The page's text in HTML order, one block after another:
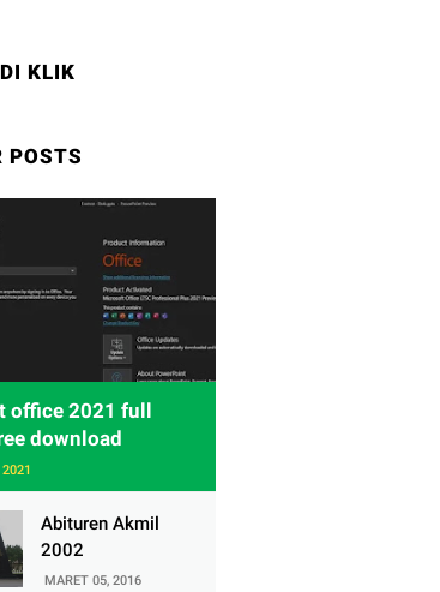
MENCUCI TANGAN DAN MENJAGA
KLIK
POSTS
office 2021 full
download
2021
Abituren Akmil
2002
MARET 05, 2016